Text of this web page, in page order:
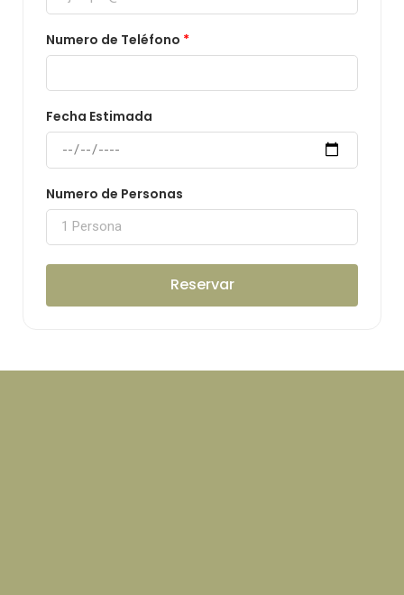
Numero de Teléfono
Fecha Estimada
Numero de Personas
Reservar